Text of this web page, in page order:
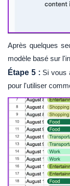
Après quelques
modèle basé sur
Étape 5 : Si vous
pour l'utiliser